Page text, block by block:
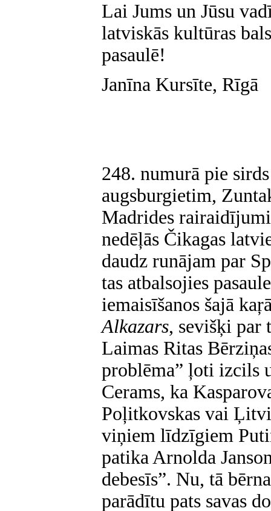
Lai Jums un Jūsu
latviskās kultūras
pasaulē!
Janīna Kursīte, Rīgā
248. numurā pie
augsburgietim,
Madrides
nedēļās Čikagas
daudz runājam par
tas atbalsojies
iemaisīšanos šajā
Alkazars, sevišķi par
Laimas Ritas
problēma” ļoti izcils
Cerams, ka
Poļitkovskas vai
viņiem līdzīgiem
patika Arnolda
debesīs”. Nu, tā
parādītu pats savas